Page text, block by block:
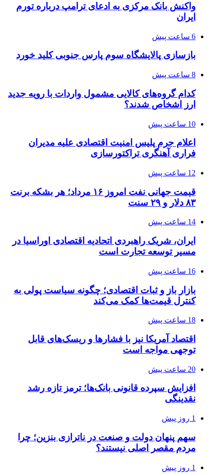
واکنش بانک مرکزی به ادعای ترامپ درباره تورم
ایران
6 ساعت پیش
بازسازی پالایشگاه سوم پارس جنوبی کلید خورد
8 ساعت پیش
کدام گروه‌های کالایی مشمول واردات با رویه جدید
ارز اشخاص شدند؟
10 ساعت پیش
اعلام جرم پلیس امنیت اقتصادی علیه مدیران
فراری آهنگری تراکتورسازی
12 ساعت پیش
قیمت جهانی نفت امروز ۱۶ مرداد؛ هر بشکه برنت
۸۳ دلار و ۲۹ سنت
14 ساعت پیش
ایران، شریک راهبردی اتحادیه اقتصادی اوراسیا در
مسیر توسعه تجارت است
16 ساعت پیش
بازار باز و ثبات اقتصادی؛ چگونه سیاست پولی به
کنترل قیمت‌ها کمک می‌کند
18 ساعت پیش
اقتصاد آمریکا نیز با فشارها و ریسک‌های قابل
توجهی مواجه است
20 ساعت پیش
افزایش سپرده قانونی بانک‌ها؛ ترمز تازه رشد
نقدینگی
1 روز پیش
سهم پنهان دولت و صنعت در ناترازی بنزین؛ چرا
مردم مقصر اصلی نیستند؟
1 روز پیش